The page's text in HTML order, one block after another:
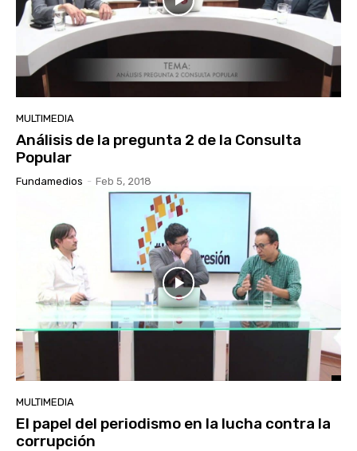
MULTIMEDIA
Análisis de la pregunta 2 de la Consulta
Popular
Fundamedios - Feb 5, 2018
MULTIMEDIA
El papel del periodismo en la lucha contra la
corrupción